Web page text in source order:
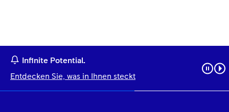
Infinite Potential.
Entdecken Sie, was in Ihnen steckt